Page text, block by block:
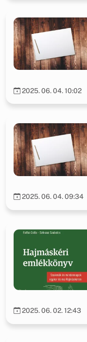
2025. 06. 04. 10:02
2025. 06. 04. 09:34
2025. 06. 02. 12:43